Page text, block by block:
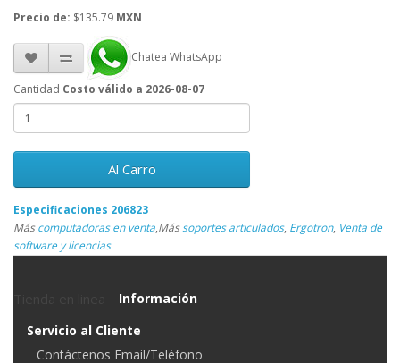
Precio de: $135.79 MXN
Chatea WhatsApp
Cantidad Costo válido a 2026-08-07
Al Carro
Especificaciones 206823
Máscomputadoras en venta,Mássoportes articulados, Ergotron, Venta de
software y licencias
Información
Servicio al Cliente
Contáctenos Email/Teléfono